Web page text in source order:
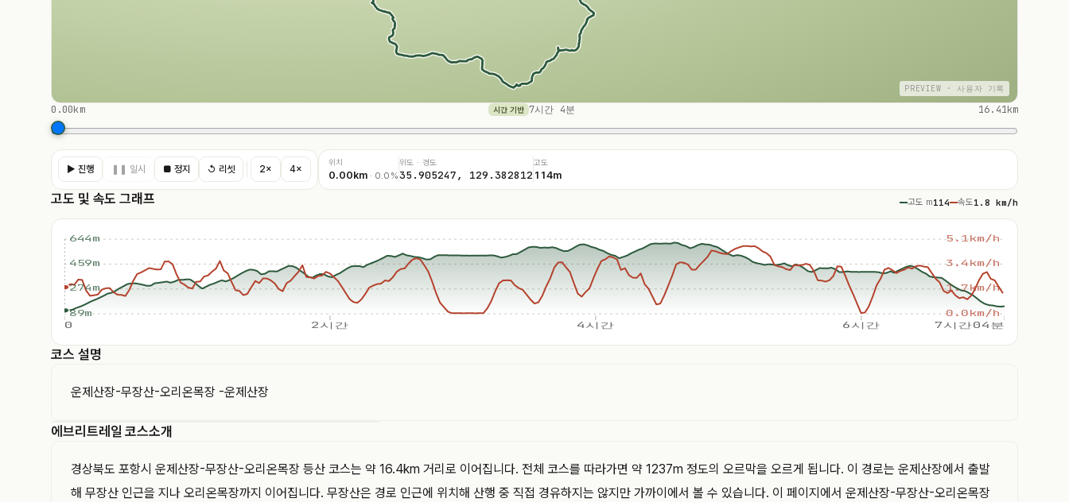
PREVIEW · 사용자 기록
0.00km 시간 기반 7시간 4분 16.41km
▶ 진행 ❚❚ 일시 ■ 정지 ↺ 리셋 2× 4×
위치
0.00km · 0.0%
위도 · 경도
35.905247, 129.382812
고도
114m
고도 및 속도 그래프 고도 m114 속도 1.8 km/h
0 2시간 4시간 6시간 7시간04분
644m
459m
274m
89m
5.1km/h
3.4km/h
1.7km/h
0.0km/h
코스 설명
운제산장-무장산-오리온목장 -운제산장
에브리트레일은 GPS 트랙과 코스를 기록하고 공유
하는 아웃도어 플랫폼입니다. 이 트랙의 경로·거리·
에브리트레일 코스소개
경상북도 포항시 운제산장-무장산-오리온목장 등산 코스는 약 16.4km 거리로 이어집니다. 전체 코스를 따라가면 약 1237m 정도의 오르막을 오르게 됩니다. 이 경로는 운제산장에서 출발
해 무장산 인근을 지나 오리온목장까지 이어집니다. 무장산은 경로 인근에 위치해 산행 중 직접 경유하지는 않지만 가까이에서 볼 수 있습니다. 이 페이지에서 운제산장-무장산-오리온목장